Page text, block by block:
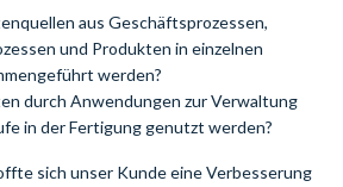
aus Geschäftsprozessen,
und Produkten in einzelnen
werden?
durch Anwendungen zur Verwaltung
in der Fertigung genutzt werden?
sich unser Kunde eine Verbesserung